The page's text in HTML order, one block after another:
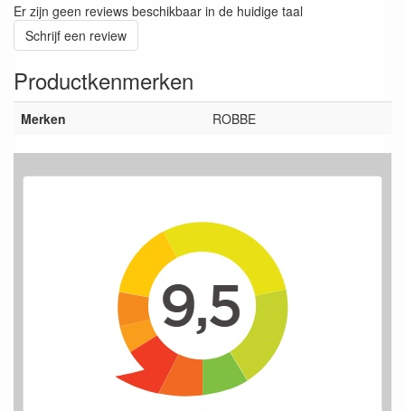
Er zijn geen reviews beschikbaar in de huidige taal
Schrijf een review
Productkenmerken
Merken ROBBE